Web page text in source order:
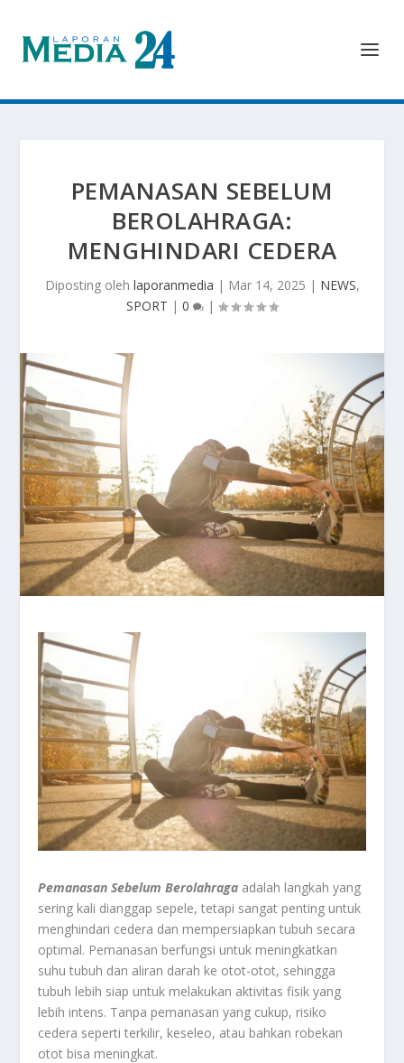
PEMANASAN SEBELUM
BEROLAHRAGA:
MENGHINDARI CEDERA
Diposting oleh laporanmedia | Mar 14, 2025 | NEWS,
SPORT | 0 |
Pemanasan Sebelum Berolahraga adalah langkah yang
sering kali dianggap sepele, tetapi sangat penting untuk
menghindari cedera dan mempersiapkan tubuh secara
optimal. Pemanasan berfungsi untuk meningkatkan
suhu tubuh dan aliran darah ke otot-otot, sehingga
tubuh lebih siap untuk melakukan aktivitas fisik yang
lebih intens. Tanpa pemanasan yang cukup, risiko
cedera seperti terkilir, keseleo, atau bahkan robekan
otot bisa meningkat.